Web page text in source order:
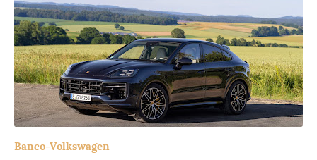
Banco-Volkswagen